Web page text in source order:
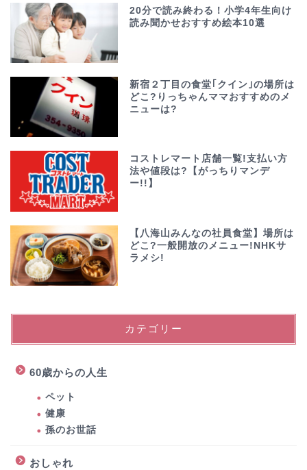
20分で読み終わる！小学4年生向け
読み聞かせおすすめ絵本10選
新宿２丁目の食堂｢クイン｣の場所は
どこ?りっちゃんママおすすめのメ
ニューは?
コストレマート店舗一覧!支払い方
法や値段は?【がっちりマンデ
ー!!】
【八海山みんなの社員食堂】場所は
どこ?一般開放のメニュー!NHKサ
ラメシ!
カテゴリー
60歳からの人生
ペット
健康
孫のお世話
おしゃれ